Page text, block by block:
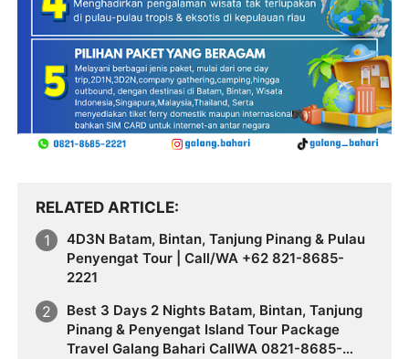
RELATED ARTICLE
4D3N Batam, Bintan, Tanjung Pinang & Pulau
Penyengat Tour | Call/WA +62 821-8685-
2221
Best 3 Days 2 Nights Batam, Bintan, Tanjung
Pinang & Penyengat Island Tour Package
Travel Galang Bahari CallWA 0821-8685-